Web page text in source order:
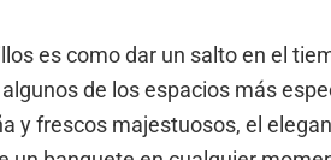
es como dar un salto en el
de los espacios más
y frescos majestuosos, el